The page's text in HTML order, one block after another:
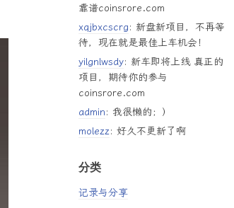
靠谱coinsrore.com
xqjbxcscrg: 新盘新项目，不再等
待，现在就是最佳上车机会！
yilgnlwsdy: 新车即将上线 真正的
项目，期待你的参与
coinsrore.com
admin: 我很懒的；）
molezz: 好久不更新了啊
分类
记录与分享